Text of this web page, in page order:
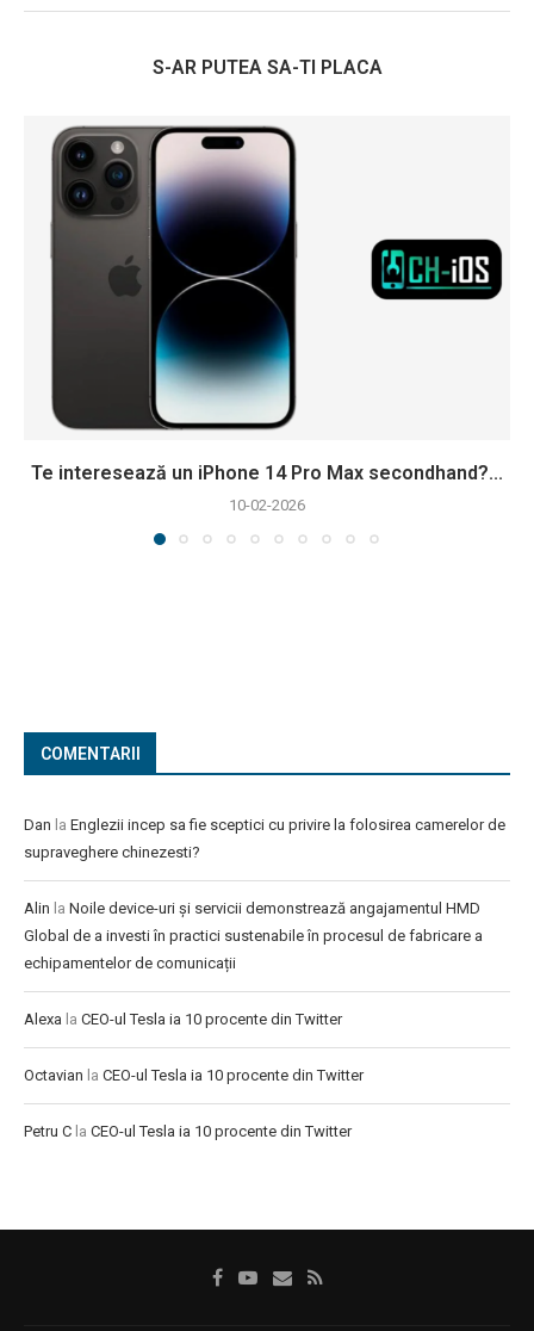
S-AR PUTEA SA-TI PLACA
Te interesează un iPhone 14 Pro Max secondhand?...
10-02-2026
COMENTARII
Dan la Englezii incep sa fie sceptici cu privire la folosirea camerelor de
supraveghere chinezesti?
Alin la Noile device-uri și servicii demonstrează angajamentul HMD
Global de a investi în practici sustenabile în procesul de fabricare a
echipamentelor de comunicații
Alexa la CEO-ul Tesla ia 10 procente din Twitter
Octavian la CEO-ul Tesla ia 10 procente din Twitter
Petru C la CEO-ul Tesla ia 10 procente din Twitter